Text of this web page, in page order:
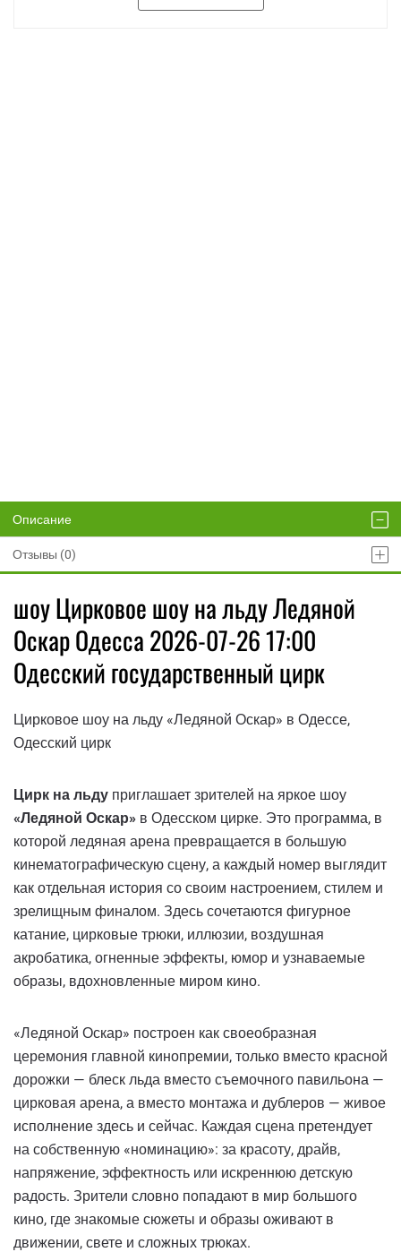
Описание
Отзывы (0)
шоу Цирковое шоу на льду Ледяной
Оскар Одесса 2026-07-26 17:00
Одесский государственный цирк
Цирковое шоу на льду «Ледяной Оскар» в Одессе,
Одесский цирк
Цирк на льду приглашает зрителей на яркое шоу
«Ледяной Оскар» в Одесском цирке. Это программа, в
которой ледяная арена превращается в большую
кинематографическую сцену, а каждый номер выглядит
как отдельная история со своим настроением, стилем и
зрелищным финалом. Здесь сочетаются фигурное
катание, цирковые трюки, иллюзии, воздушная
акробатика, огненные эффекты, юмор и узнаваемые
образы, вдохновленные миром кино.
«Ледяной Оскар» построен как своеобразная
церемония главной кинопремии, только вместо красной
дорожки — блеск льда вместо съемочного павильона —
цирковая арена, а вместо монтажа и дублеров — живое
исполнение здесь и сейчас. Каждая сцена претендует
на собственную «номинацию»: за красоту, драйв,
напряжение, эффектность или искреннюю детскую
радость. Зрители словно попадают в мир большого
кино, где знакомые сюжеты и образы оживают в
движении, свете и сложных трюках.